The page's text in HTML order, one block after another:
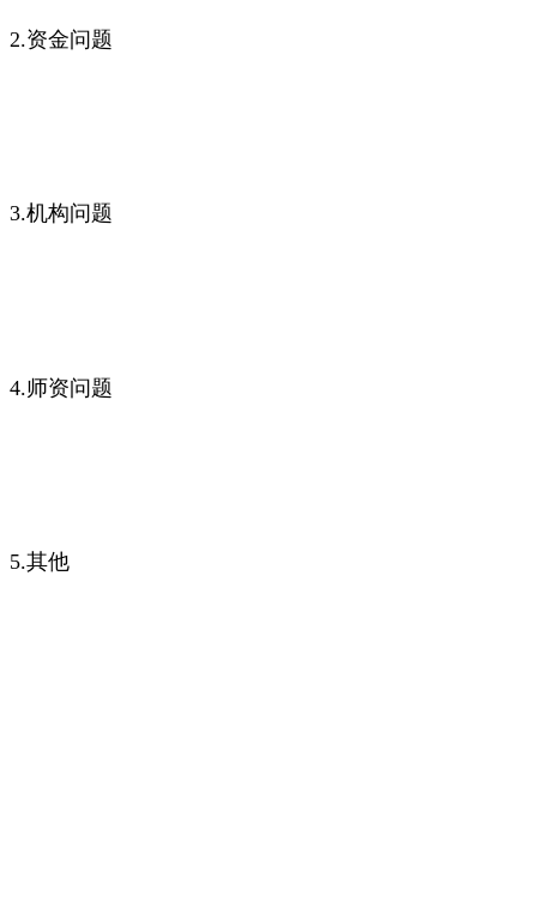
2.资金问题
3.机构问题
4.师资问题
5.其他